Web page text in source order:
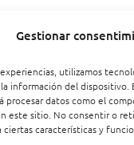
Gestionar
utilizamos
información del
procesar datos como el
este sitio. No consentir o
características y